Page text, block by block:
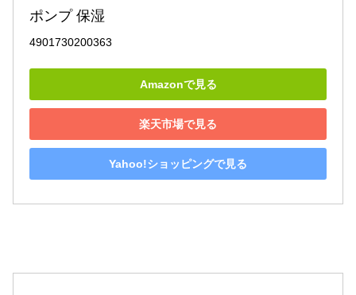
ポンプ 保湿
4901730200363
Amazonで見る
楽天市場で見る
Yahoo!ショッピングで見る